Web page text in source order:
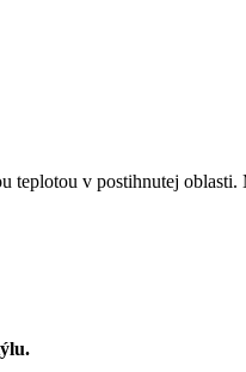
teplotou v postihnutej